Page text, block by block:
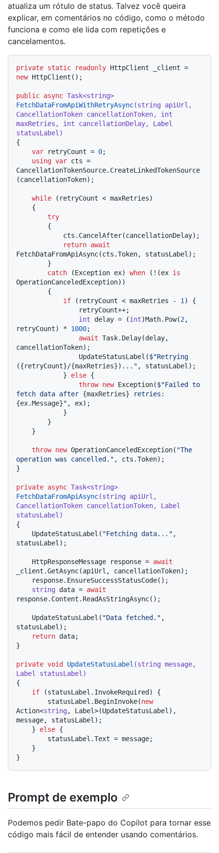
atualiza um rótulo de status. Talvez você queira
explicar, em comentários no código, como o método
funciona e como ele lida com repetições e
cancelamentos.
private static readonly
new HttpClient();
public async Task<string
FetchDataFromApiWithRetryAsync(string apiUrl,
CancellationToken cancellationToken, int
maxRetries, int cancellationDelay, Label
statusLabel )
{
var retryCount = 0;
using var cts =
CancellationTokenSource.CreateLinkedTokenSource
(cancellationToken);
while (retryCount < maxRetries)
try
return await
FetchDataFromApiAsync(cts.Token, statusLabel);
catch (Exception ex) when (!(ex is
OperationCanceledException))
if (retryCount < maxRetries - 1 ) {
int delay = (int)Math.Pow(2,
retryCount) * 1000;
await Task.Delay(delay,
cancellationToken);
                UpdateStatusLabel(
$"Retrying
({retryCount}/{maxRetries})..." , statusLabel);
            }
else {
throw new Exception($"Failed to
fetch data after {maxRetries}
{ex.Message}" , ex);
throw new OperationCanceledException( "The
operation was cancelled." , cts.Token);
}
private async Task<string
FetchDataFromApiAsync(string apiUrl,
CancellationToken cancellationToken, Label
statusLabel )
{
    UpdateStatusLabel(
"Fetching data..." ,
statusLabel);
    HttpResponseMessage response =
await
_client.GetAsync(apiUrl, cancellationToken);
string data = await
response.Content.ReadAsStringAsync();
    UpdateStatusLabel(
"Data fetched." ,
statusLabel);
return data;
}
private void UpdateStatusLabel (string message,
Label statusLabel )
{
if (statusLabel.InvokeRequired) {
        statusLabel.BeginInvoke(
new
Action<string, Label>(UpdateStatusLabel),
message, statusLabel);
    }
else {
Prompt de exemplo
Podemos pedir Bate-papo do Copilot para tornar esse
código mais fácil de entender usando comentários.